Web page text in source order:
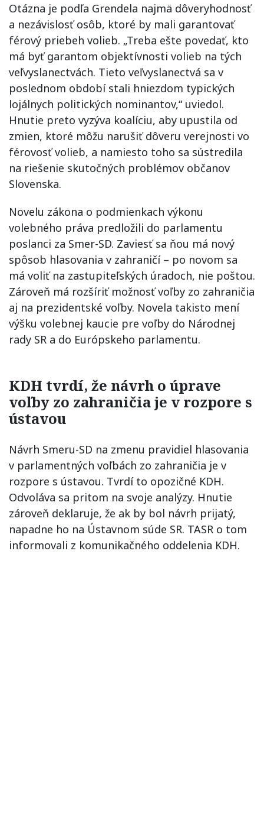
Otázna je podľa Grendela najmä dôveryhodnosť
a nezávislosť osôb, ktoré by mali garantovať
férový priebeh volieb. „Treba ešte povedať, kto
má byť garantom objektívnosti volieb na tých
veľvyslanectvách. Tieto veľvyslanectvá sa v
poslednom období stali hniezdom typických
lojálnych politických nominantov,“ uviedol.
Hnutie preto vyzýva koalíciu, aby upustila od
zmien, ktoré môžu narušiť dôveru verejnosti vo
férovosť volieb, a namiesto toho sa sústredila
na riešenie skutočných problémov občanov
Slovenska.
Novelu zákona o podmienkach výkonu
volebného práva predložili do parlamentu
poslanci za Smer-SD. Zaviesť sa ňou má nový
spôsob hlasovania v zahraničí – po novom sa
má voliť na zastupiteľských úradoch, nie poštou.
Zároveň má rozšíriť možnosť voľby zo zahraničia
aj na prezidentské voľby. Novela takisto mení
výšku volebnej kaucie pre voľby do Národnej
rady SR a do Európskeho parlamentu.
KDH tvrdí, že návrh o úprave
voľby zo zahraničia je v rozpore s
ústavou
Návrh Smeru-SD na zmenu pravidiel hlasovania
v parlamentných voľbách zo zahraničia je v
rozpore s ústavou. Tvrdí to opozičné KDH.
Odvoláva sa pritom na svoje analýzy. Hnutie
zároveň deklaruje, že ak by bol návrh prijatý,
napadne ho na Ústavnom súde SR. TASR o tom
informovali z komunikačného oddelenia KDH.